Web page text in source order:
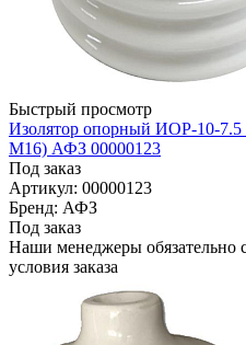
Быстрый просмотр
Изолятор опорный ИОР-10-
М16) АФЗ 00000123
Под заказ
Артикул: 00000123
Бренд: АФЗ
Под заказ
Наши менеджеры обязательно
условия заказа